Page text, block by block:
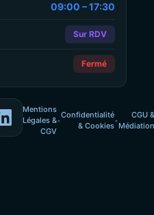
09:00 – 17:30
Sur RDV
Fermé
Mentions
Légales &
CGV
•
Confidentialité
& Cookies
•
CGU &
Médiation